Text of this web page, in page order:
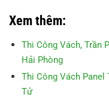
Xem thêm:
Thi Công Vách, Trần
Hải Phòng
Thi Công Vách Panel
Tử